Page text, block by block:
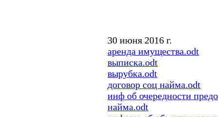
30 июня 2016 г.
аренда имущества.odt
выписка.odt
вырубка.odt
договор соц найма.odt
инф об очередности
найма.odt